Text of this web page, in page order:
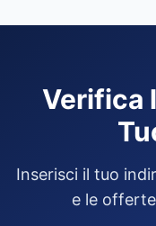
Verifica
Inserisci il tuo
e le